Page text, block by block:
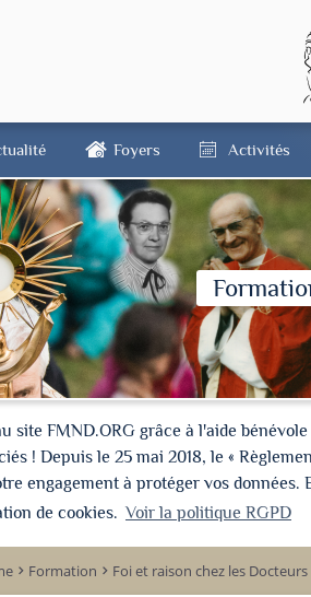
Foyers Activités
site FMND.ORG grâce à l'aide
! Depuis le 25 mai 2018, le «
engagement à protéger vos
de cookies. Voir la politique RGPD
keyboard_arrow_right Formation keyboard_arrow_right Foi et raison chez les Docteurs